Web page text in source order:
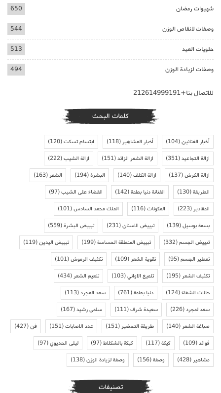
شهيوات رمضان 650
وصفات لانقاص الوزن 544
حلويات العيد 513
وصفات لزيادة الوزن 494
للاتصال بنا+212614999191
كلمات البحث
أخبار الفنانين(104) أخبار المشاهير(118) ابتسام تسكت(120)
ازالة التجاعيد(351) ازالة الشعر الزائد(151) ازالة الشيب(222)
ازالة الكرش(137) ازالة الكلف(140) البشرة(194) الشعر(163)
الطريقة(130) الفنانة دنيا بطمة(142) القضاء على الشيب(97)
المقادير(223) المكونات(116) الملك محمد السادس(101)
بسمة بوسيل(139) تبييض الاسنان(231) تبييض البشرة(559)
تبييض الجسم(332) تبييض المنطقة الحساسة(199) تبييض اليدين(119)
تعطير الجسم(95) تقوية الشعر(109) تكثيف الرموش(101)
تكثيف الشعر(195) تلميع الاواني(103) تنعيم الشعر(434)
حالات الشفاء(124) دنيا بطمة(761) سعد المجرد(113)
سعد لمجرد(226) سعيدة شرف(111) سلمى رشيد(167)
صباغة الشعر(140) طريقة التحضير(151) عدد الاصابات(151) فن(427)
فوائد(109) كيكة(117) كيكة بالشكلاط(97) ليلى الحديوي(97)
مشاهير(428) وصفة(156) وصفة لزيادة الوزن(138)
تصنيفات